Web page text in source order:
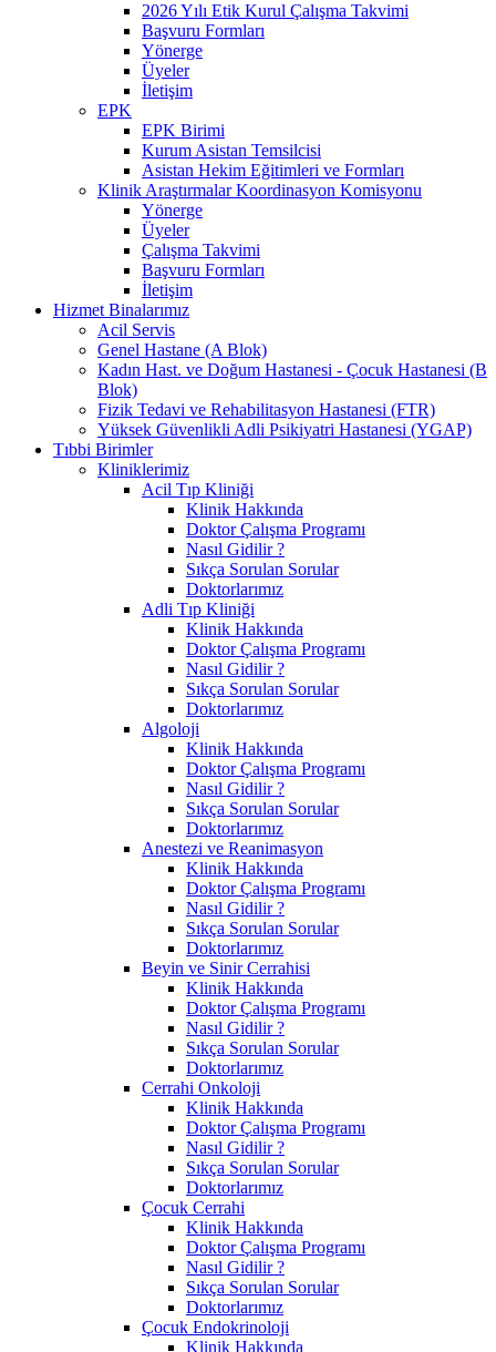
2026 Yılı Etik Kurul Çalışma Takvimi
Başvuru Formları
Yönerge
Üyeler
İletişim
EPK
EPK Birimi
Kurum Asistan Temsilcisi
Asistan Hekim Eğitimleri ve Formları
Klinik Araştırmalar Koordinasyon Komisyonu
Yönerge
Üyeler
Çalışma Takvimi
Başvuru Formları
İletişim
Hizmet Binalarımız
Acil Servis
Genel Hastane (A Blok)
Kadın Hast. ve Doğum Hastanesi - Çocuk Hastanesi (B
Blok)
Fizik Tedavi ve Rehabilitasyon Hastanesi (FTR)
Yüksek Güvenlikli Adli Psikiyatri Hastanesi (YGAP)
Tıbbi Birimler
Kliniklerimiz
Acil Tıp Kliniği
Klinik Hakkında
Doktor Çalışma Programı
Nasıl Gidilir ?
Sıkça Sorulan Sorular
Doktorlarımız
Adli Tıp Kliniği
Klinik Hakkında
Doktor Çalışma Programı
Nasıl Gidilir ?
Sıkça Sorulan Sorular
Doktorlarımız
Algoloji
Klinik Hakkında
Doktor Çalışma Programı
Nasıl Gidilir ?
Sıkça Sorulan Sorular
Doktorlarımız
Anestezi ve Reanimasyon
Klinik Hakkında
Doktor Çalışma Programı
Nasıl Gidilir ?
Sıkça Sorulan Sorular
Doktorlarımız
Beyin ve Sinir Cerrahisi
Klinik Hakkında
Doktor Çalışma Programı
Nasıl Gidilir ?
Sıkça Sorulan Sorular
Doktorlarımız
Cerrahi Onkoloji
Klinik Hakkında
Doktor Çalışma Programı
Nasıl Gidilir ?
Sıkça Sorulan Sorular
Doktorlarımız
Çocuk Cerrahi
Klinik Hakkında
Doktor Çalışma Programı
Nasıl Gidilir ?
Sıkça Sorulan Sorular
Doktorlarımız
Çocuk Endokrinoloji
Klinik Hakkında